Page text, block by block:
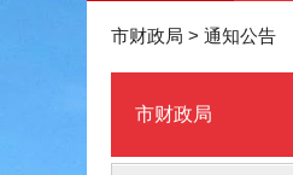
市财政局 > 通知公告
市财政局